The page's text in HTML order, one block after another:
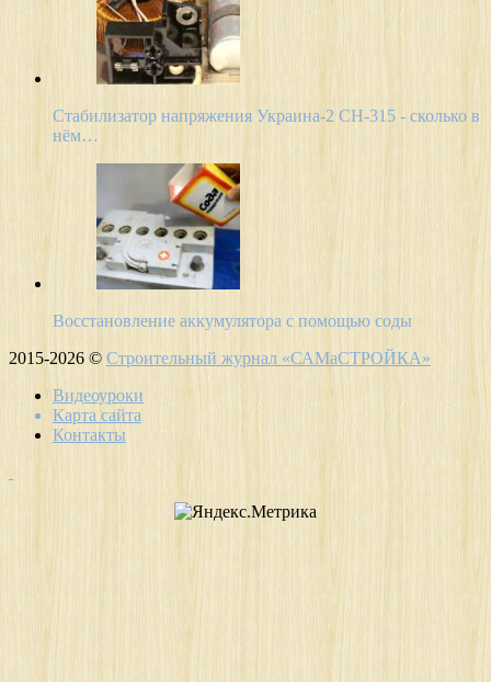
Стабилизатор напряжения Украина-2 СН-315 - сколько в
нём…
Восстановление аккумулятора с помощью соды
2015-2026 © Строительный журнал «САМаСТРОЙКА»
Видеоуроки
Карта сайта
Контакты